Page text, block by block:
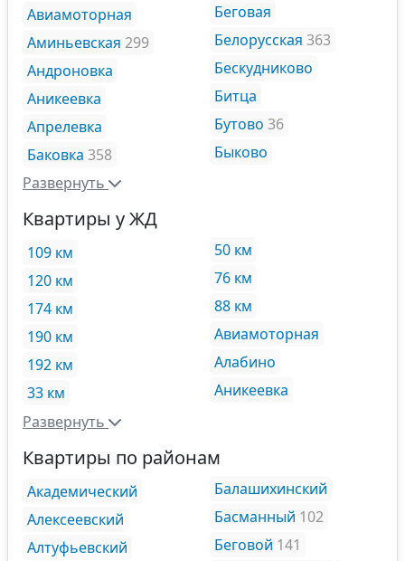
Авиамоторная
Аминьевская 299
Андроновка
Аникеевка
Апрелевка
Баковка 358
Беговая
Белорусская 363
Бескудниково
Битца
Бутово 36
Быково
Развернуть
Квартиры у ЖД
109 км
120 км
174 км
190 км
192 км
33 км
50 км
76 км
88 км
Авиамоторная
Алабино
Аникеевка
Развернуть
Квартиры по районам
Академический
Алексеевский
Алтуфьевский
Балашихинский
Басманный 102
Беговой 141